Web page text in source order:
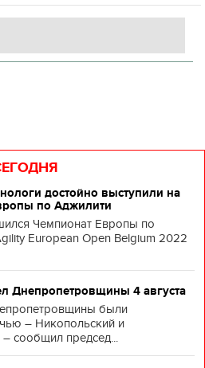
достойно выступили на
по Аджилити
Чемпионат Европы по
European Open Belgium 2022
Днепропетровщины 4 августа
были
– Никопольский и
сообщил председ...